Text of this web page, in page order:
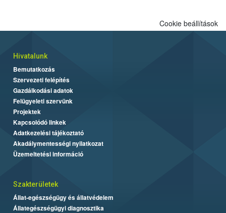
Cookie beállítások
Hivatalunk
Bemutatkozás
Szervezeti felépítés
Gazdálkodási adatok
Felügyeleti szervünk
Projektek
Kapcsolódó linkek
Adatkezelési tájékoztató
Akadálymentességi nyilatkozat
Üzemeltetési információ
Szakterületek
Állat-egészségügy és állatvédelem
Állategészségügyi diagnosztika